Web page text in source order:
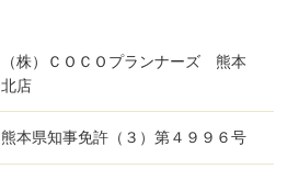
（株）ＣＯＣＯプランナーズ 熊本
北店
熊本県知事免許（３）第４９９６号